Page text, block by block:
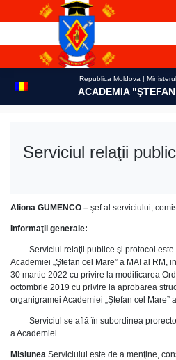
Republica Moldova |
ACADEMIA
Serviciul relaţii
Aliona GUMENCO – şef al serviciului,
Informaţii generale:
Serviciul relaţii publice şi protocol este
Academiei „Ştefan cel Mare” a MAI al RM,
30 martie 2022 cu privire la modificarea
octombrie 2019 cu privire la aprobarea
organigramei Academiei „Ştefan cel Mare”
Serviciul se află în subordinea
a Academiei.
Misiunea Serviciului este de a menţine,